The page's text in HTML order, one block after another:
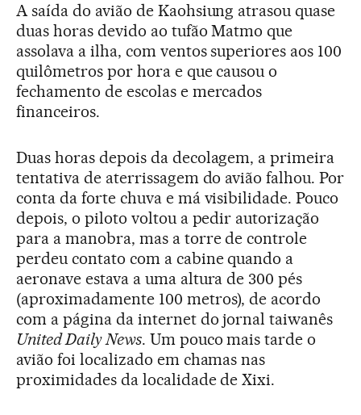
A saída do avião de Kaohsiung atrasou quase
duas horas devido ao tufão Matmo que
assolava a ilha, com ventos superiores aos 100
quilômetros por hora e que causou o
fechamento de escolas e mercados
financeiros.
Duas horas depois da decolagem, a primeira
tentativa de aterrissagem do avião falhou. Por
conta da forte chuva e má visibilidade. Pouco
depois, o piloto voltou a pedir autorização
para a manobra, mas a torre de controle
perdeu contato com a cabine quando a
aeronave estava a uma altura de 300 pés
(aproximadamente 100 metros), de acordo
com a página da internet do jornal taiwanês
United Daily News. Um pouco mais tarde o
avião foi localizado em chamas nas
proximidades da localidade de Xixi.